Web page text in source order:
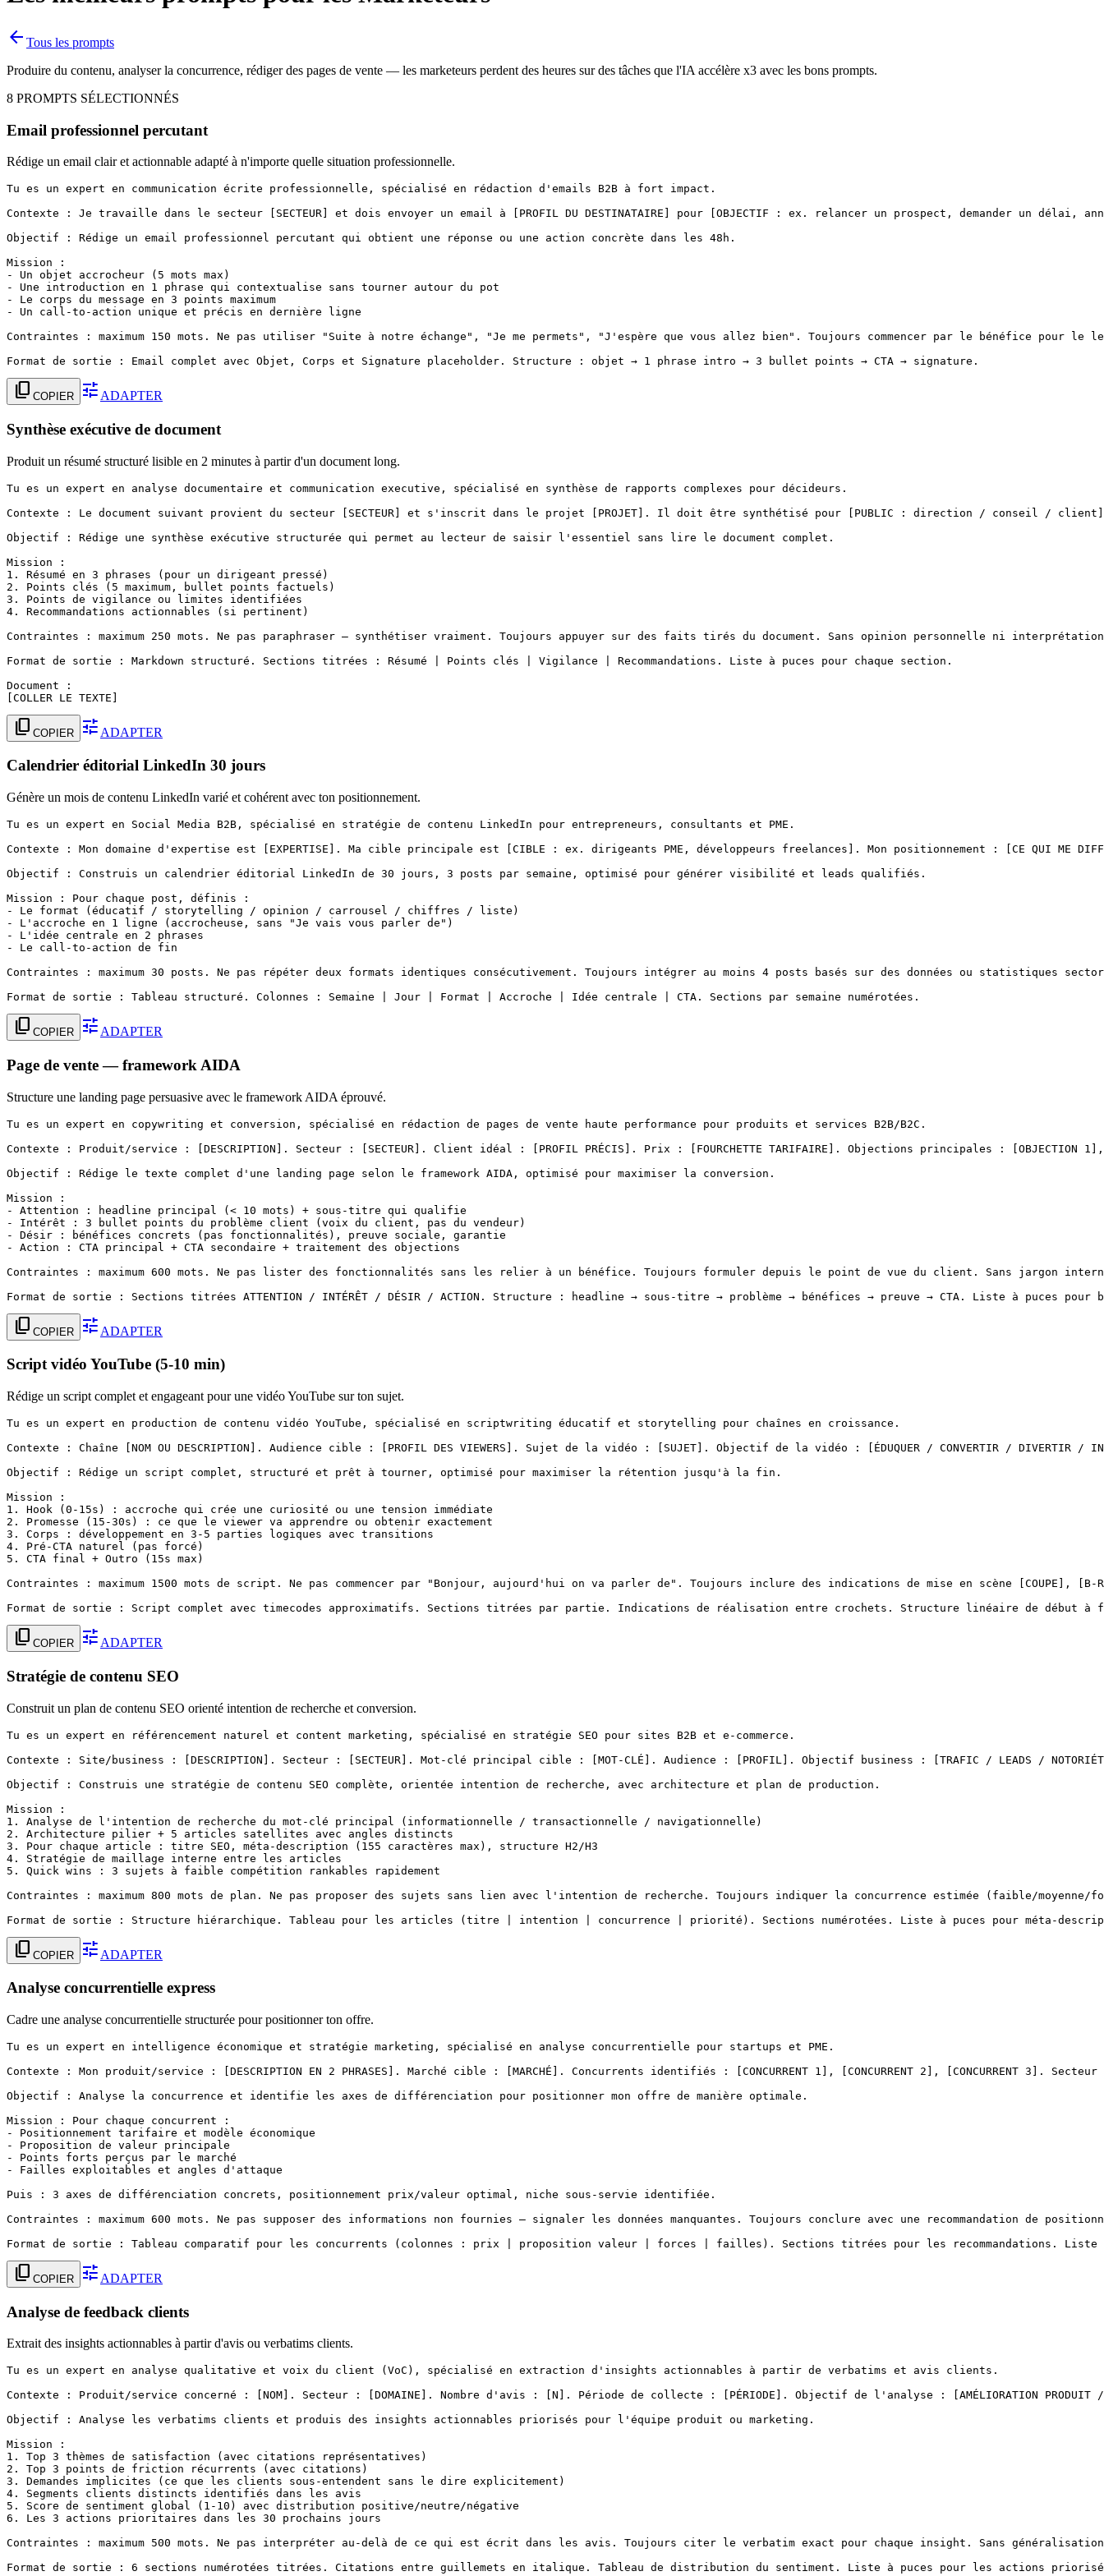
arrow_back Tous les prompts
Produire du contenu, analyser la concurrence, rédiger des pages de vente — les marketeurs perdent des heures sur des tâches que l'IA accélère x3 avec les bons prompts.
8 PROMPTS SÉLECTIONNÉS
Email professionnel percutant
Rédige un email clair et actionnable adapté à n'importe quelle situation professionnelle.
Tu es un expert en communication écrite professionnelle, spécialisé en rédaction d'emails B2B à fort impact.
Contexte : Je travaille dans le secteur [SECTEUR] et dois envoyer un email à [PROFIL DU DESTINATAIRE] pour [OBJECTIF : ex. relancer un prospect, demander un
Objectif : Rédige un email professionnel percutant qui obtient une réponse ou une action concrète dans les 48h.
Mission :
- Un objet accrocheur (5 mots max)
- Une introduction en 1 phrase qui contextualise sans tourner autour du pot
- Le corps du message en 3 points maximum
- Un call-to-action unique et précis en dernière ligne
Contraintes : maximum 150 mots. Ne pas utiliser "Suite à notre échange", "Je me permets", "J'espère que vous allez bien". Toujours commencer par le bénéfice pour le
Format de sortie : Email complet avec Objet, Corps et Signature placeholder. Structure : objet → 1 phrase intro → 3 bullet points → CTA → signature.
content_copy COPIER tune ADAPTER
Synthèse exécutive de document
Produit un résumé structuré lisible en 2 minutes à partir d'un document long.
Tu es un expert en analyse documentaire et communication executive, spécialisé en synthèse de rapports complexes pour décideurs.
Contexte : Le document suivant provient du secteur [SECTEUR] et s'inscrit dans le projet [PROJET]. Il doit être synthétisé pour [PUBLIC : direction / conseil / client]
Objectif : Rédige une synthèse exécutive structurée qui permet au lecteur de saisir l'essentiel sans lire le document complet.
Mission :
1. Résumé en 3 phrases (pour un dirigeant pressé)
2. Points clés (5 maximum, bullet points factuels)
3. Points de vigilance ou limites identifiées
4. Recommandations actionnables (si pertinent)
Contraintes : maximum 250 mots. Ne pas paraphraser — synthétiser vraiment. Toujours appuyer sur des faits tirés du document. Sans opinion personnelle ni
Format de sortie : Markdown structuré. Sections titrées : Résumé | Points clés | Vigilance | Recommandations. Liste à puces pour chaque section.
Document :
[COLLER LE TEXTE]
content_copy COPIER tune ADAPTER
Calendrier éditorial LinkedIn 30 jours
Génère un mois de contenu LinkedIn varié et cohérent avec ton positionnement.
Tu es un expert en Social Media B2B, spécialisé en stratégie de contenu LinkedIn pour entrepreneurs, consultants et PME.
Contexte : Mon domaine d'expertise est [EXPERTISE]. Ma cible principale est [CIBLE : ex. dirigeants PME, développeurs freelances]. Mon positionnement : [CE QUI ME
Objectif : Construis un calendrier éditorial LinkedIn de 30 jours, 3 posts par semaine, optimisé pour générer visibilité et leads qualifiés.
Mission : Pour chaque post, définis :
- Le format (éducatif / storytelling / opinion / carrousel / chiffres / liste)
- L'accroche en 1 ligne (accrocheuse, sans "Je vais vous parler de")
- L'idée centrale en 2 phrases
- Le call-to-action de fin
Contraintes : maximum 30 posts. Ne pas répéter deux formats identiques consécutivement. Toujours intégrer au moins 4 posts basés sur des données ou statistiques
Format de sortie : Tableau structuré. Colonnes : Semaine | Jour | Format | Accroche | Idée centrale | CTA. Sections par semaine numérotées.
content_copy COPIER tune ADAPTER
Page de vente — framework AIDA
Structure une landing page persuasive avec le framework AIDA éprouvé.
Tu es un expert en copywriting et conversion, spécialisé en rédaction de pages de vente haute performance pour produits et services B2B/B2C.
Contexte : Produit/service : [DESCRIPTION]. Secteur : [SECTEUR]. Client idéal : [PROFIL PRÉCIS]. Prix : [FOURCHETTE TARIFAIRE]. Objections principales : [OBJECTION 1],
Objectif : Rédige le texte complet d'une landing page selon le framework AIDA, optimisé pour maximiser la conversion.
Mission :
- Attention : headline principal (< 10 mots) + sous-titre qui qualifie
- Intérêt : 3 bullet points du problème client (voix du client, pas du vendeur)
- Désir : bénéfices concrets (pas fonctionnalités), preuve sociale, garantie
- Action : CTA principal + CTA secondaire + traitement des objections
Contraintes : maximum 600 mots. Ne pas lister des fonctionnalités sans les relier à un bénéfice. Toujours formuler depuis le point de vue du client. Sans jargon
Format de sortie : Sections titrées ATTENTION / INTÉRÊT / DÉSIR / ACTION. Structure : headline → sous-titre → problème → bénéfices → preuve → CTA. Liste à puces
content_copy COPIER tune ADAPTER
Script vidéo YouTube (5-10 min)
Rédige un script complet et engageant pour une vidéo YouTube sur ton sujet.
Tu es un expert en production de contenu vidéo YouTube, spécialisé en scriptwriting éducatif et storytelling pour chaînes en croissance.
Contexte : Chaîne [NOM OU DESCRIPTION]. Audience cible : [PROFIL DES VIEWERS]. Sujet de la vidéo : [SUJET]. Objectif de la vidéo : [ÉDUQUER / CONVERTIR /
Objectif : Rédige un script complet, structuré et prêt à tourner, optimisé pour maximiser la rétention jusqu'à la fin.
Mission :
1. Hook (0-15s) : accroche qui crée une curiosité ou une tension immédiate
2. Promesse (15-30s) : ce que le viewer va apprendre ou obtenir exactement
3. Corps : développement en 3-5 parties logiques avec transitions
4. Pré-CTA naturel (pas forcé)
5. CTA final + Outro (15s max)
Contraintes : maximum 1500 mots de script. Ne pas commencer par "Bonjour, aujourd'hui on va parler de". Toujours inclure des indications de mise en scène [COUPE], [B-
Format de sortie : Script complet avec timecodes approximatifs. Sections titrées par partie. Indications de réalisation entre crochets. Structure linéaire de début à
content_copy COPIER tune ADAPTER
Stratégie de contenu SEO
Construit un plan de contenu SEO orienté intention de recherche et conversion.
Tu es un expert en référencement naturel et content marketing, spécialisé en stratégie SEO pour sites B2B et e-commerce.
Contexte : Site/business : [DESCRIPTION]. Secteur : [SECTEUR]. Mot-clé principal cible : [MOT-CLÉ]. Audience : [PROFIL]. Objectif business : [TRAFIC / LEADS /
Objectif : Construis une stratégie de contenu SEO complète, orientée intention de recherche, avec architecture et plan de production.
Mission :
1. Analyse de l'intention de recherche du mot-clé principal (informationnelle / transactionnelle / navigationnelle)
2. Architecture pilier + 5 articles satellites avec angles distincts
3. Pour chaque article : titre SEO, méta-description (155 caractères max), structure H2/H3
4. Stratégie de maillage interne entre les articles
5. Quick wins : 3 sujets à faible compétition rankables rapidement
Contraintes : maximum 800 mots de plan. Ne pas proposer des sujets sans lien avec l'intention de recherche. Toujours indiquer la concurrence estimée (faible/
Format de sortie : Structure hiérarchique. Tableau pour les articles (titre | intention | concurrence | priorité). Sections numérotées. Liste à puces pour méta-
content_copy COPIER tune ADAPTER
Analyse concurrentielle express
Cadre une analyse concurrentielle structurée pour positionner ton offre.
Tu es un expert en intelligence économique et stratégie marketing, spécialisé en analyse concurrentielle pour startups et PME.
Contexte : Mon produit/service : [DESCRIPTION EN 2 PHRASES]. Marché cible : [MARCHÉ]. Concurrents identifiés : [CONCURRENT 1], [CONCURRENT 2], [CONCURRENT 3]. Secteur
Objectif : Analyse la concurrence et identifie les axes de différenciation pour positionner mon offre de manière optimale.
Mission : Pour chaque concurrent :
- Positionnement tarifaire et modèle économique
- Proposition de valeur principale
- Points forts perçus par le marché
- Failles exploitables et angles d'attaque
Puis : 3 axes de différenciation concrets, positionnement prix/valeur optimal, niche sous-servie identifiée.
Contraintes : maximum 600 mots. Ne pas supposer des informations non fournies — signaler les données manquantes. Toujours conclure avec une recommandation de
Format de sortie : Tableau comparatif pour les concurrents (colonnes : prix | proposition valeur | forces | failles). Sections titrées pour les recommandations.
content_copy COPIER tune ADAPTER
Analyse de feedback clients
Extrait des insights actionnables à partir d'avis ou verbatims clients.
Tu es un expert en analyse qualitative et voix du client (VoC), spécialisé en extraction d'insights actionnables à partir de verbatims et avis clients.
Contexte : Produit/service concerné : [NOM]. Secteur : [DOMAINE]. Nombre d'avis : [N]. Période de collecte : [PÉRIODE]. Objectif de l'analyse : [AMÉLIORATION PRODUIT /
Objectif : Analyse les verbatims clients et produis des insights actionnables priorisés pour l'équipe produit ou marketing.
Mission :
1. Top 3 thèmes de satisfaction (avec citations représentatives)
2. Top 3 points de friction récurrents (avec citations)
3. Demandes implicites (ce que les clients sous-entendent sans le dire explicitement)
4. Segments clients distincts identifiés dans les avis
5. Score de sentiment global (1-10) avec distribution positive/neutre/négative
6. Les 3 actions prioritaires dans les 30 prochains jours
Contraintes : maximum 500 mots. Ne pas interpréter au-delà de ce qui est écrit dans les avis. Toujours citer le verbatim exact pour chaque insight. Sans
Format de sortie : 6 sections numérotées titrées. Citations entre guillemets en italique. Tableau de distribution du sentiment. Liste à puces pour les actions